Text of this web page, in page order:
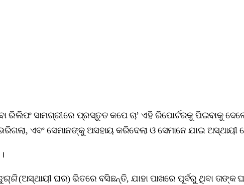
ରିଲିଫ ସାମଗ୍ରୀରେ ପ୍ରସ୍ତୁତ କପେ ଚା’ ଏହି ରିପୋର୍ଟରକୁ ପିଇବାକୁ ଦେଲେ
ଏବଂ ସେମାନଙ୍କୁ ଅସହାୟ କରିଦେଲା ଓ ସେମାନେ ଯାଇ ଅସ୍ଥାୟୀ
(ଅସ୍ଥାୟୀ ଘର) ଭିତରେ ବସିଛନ୍ତି, ଯାହା ପାଖରେ ପୂର୍ବରୁ ଥିବା